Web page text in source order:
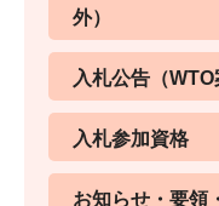
外）
入札公告（WTO
入札参加資格
お知らせ・要領